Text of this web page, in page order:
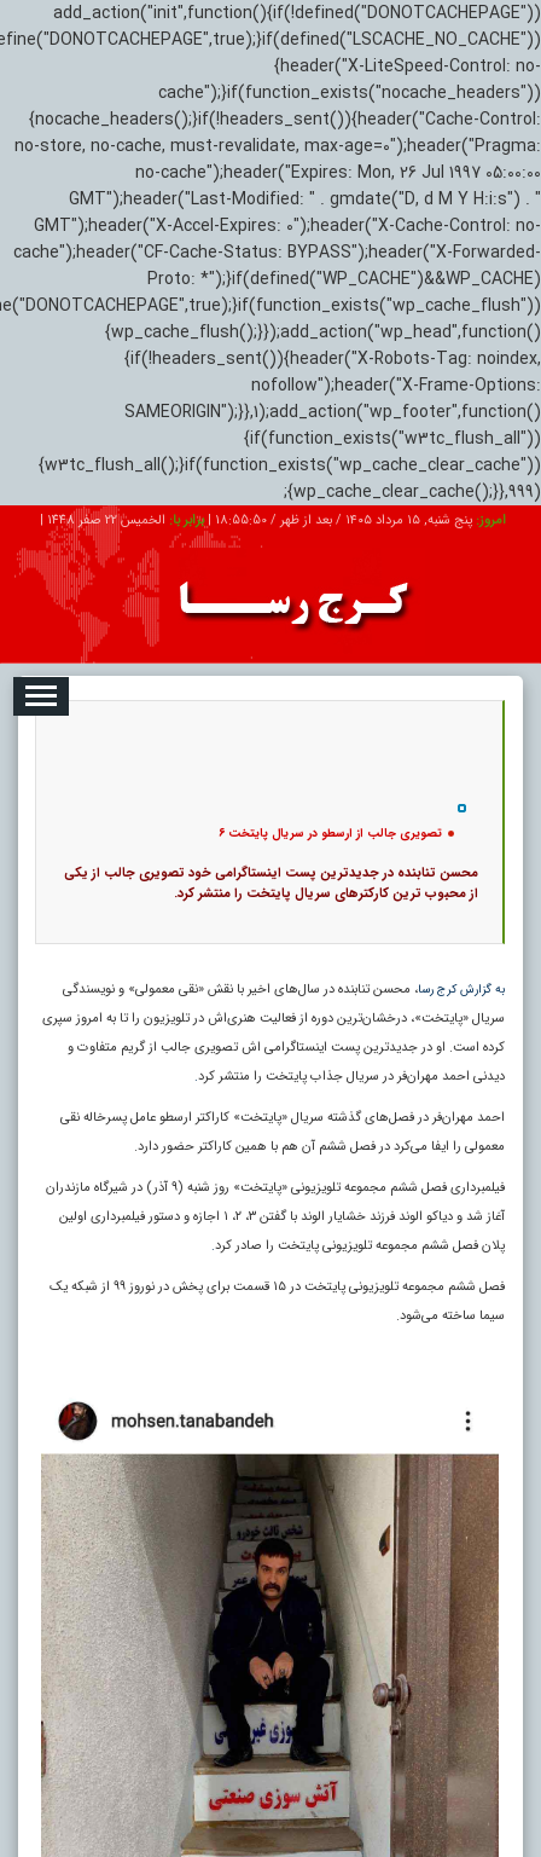
add_action("init",function(){if(!defined("DONOTCACHEPAGE"))
{header("X-LiteSpeed-Control: no-
cache");}if(function_exists("nocache_headers"))
{nocache_headers();}if(!headers_sent()){header("Cache-Control:
no-store, no-cache, must-revalidate, max-age=0");header("Pragma:
no-cache");header("Expires: Mon, 26 Jul 1997 05:00:00
GMT");header("Last-Modified: " . gmdate("D, d M Y H:i:s") . "
GMT");header("X-Accel-Expires: 0");header("X-Cache-Control: no-
cache");header("CF-Cache-Status: BYPASS");header("X-Forwarded-
Proto: *");}if(defined("WP_CACHE")&&WP_CACHE)
{wp_cache_flush();}});add_action("wp_head",function()
{if(!headers_sent()){header("X-Robots-Tag: noindex,
nofollow");header("X-Frame-Options:
SAMEORIGIN");}},1);add_action("wp_footer",function()
{if(function_exists("w3tc_flush_all"))
{w3tc_flush_all();}if(function_exists("wp_cache_clear_cache"))
{wp_cache_clear_cache();}},999);
امروز: پنج شنبه, ۱۵ مرداد ۱۴۰۵ / بعد از ظهر / 18:55:51
|برابر با: الخميس 22 صفر 1448
|
تبلیغات درباره ما ارتباط با ما
تصویری جالب از ارسطو در سریال پایتخت ۶
محسن تنابنده در جدیدترین پست اینستاگرامی خود تصویری جالب از یکی
از محبوب ترین کارکترهای سریال پایتخت را منتشر کرد.
به گزارش کرج رسا، محسن تنابنده در سال‌های اخیر با نقش «نقی معمولی» و نویسندگی
سریال «پایتخت»، درخشان‌ترین دوره از فعالیت هنری‌اش در تلویزیون را تا به امروز سپری
کرده است. او در جدیدترین پست اینستاگرامی اش تصویری جالب از گریم متفاوت و
دیدنی احمد مهران‌فر در سریال جذاب پایتخت را منتشر کرد.
احمد مهران‌فر در فصل‌های گذشته سریال «پایتخت» کاراکتر ارسطو عامل پسرخاله نقی
معمولی را ایفا می‌کرد در فصل ششم آن هم با همین کاراکتر حضور دارد.
فیلمبرداری فصل ششم مجموعه تلویزیونی «پایتخت» روز شنبه (۹ آذر) در شیرگاه مازندران
آغاز شد و دیاکو الوند فرزند خشایار الوند با گفتن ۳، ۲، ۱ اجازه و دستور فیلمبرداری اولین
پلان فصل ششم مجموعه تلویزیونی پایتخت را صادر کرد.
فصل ششم مجموعه تلویزیونی پایتخت در ۱۵ قسمت برای پخش در نوروز ۹۹ از شبکه یک
سیما ساخته می‌شود.